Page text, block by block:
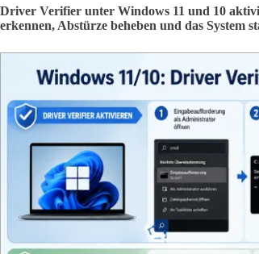
Driver Verifier unter Windows 11 und 10
erkennen, Abstürze beheben und das System